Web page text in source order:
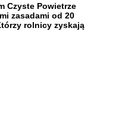
Czyste Powietrze
zasadami od 20
rolnicy zyskają